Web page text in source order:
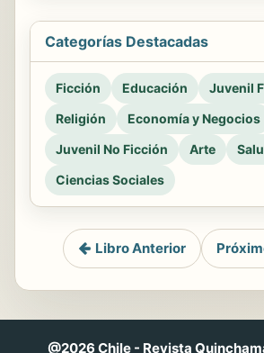
Categorías Destacadas
Ficción Educación
Juvenil
Religión
Economía y Negocios
Juvenil No Ficción
Arte
Ciencias Sociales
Libro Anterior
@2026 Chile - Revista